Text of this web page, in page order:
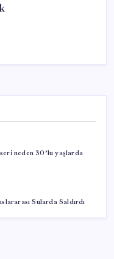
neden 30’lu yaşlarda
Sularda Saldırdı